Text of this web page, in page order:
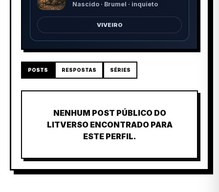
Nascido · Brumel · inquieto
VIVEIRO
POSTS RESPOSTAS SÉRIES
NENHUM POST PÚBLICO DO
LITVERSO ENCONTRADO PARA
ESTE PERFIL.